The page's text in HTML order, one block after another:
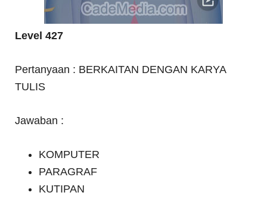
Level 427
Pertanyaan : BERKAITAN DENGAN KARYA
TULIS
Jawaban :
KOMPUTER
PARAGRAF
KUTIPAN